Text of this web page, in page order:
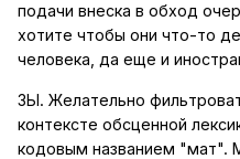
подачи внеска в обход
хотите чтобы они что-то
человека, да еще и
ЗЫ. Желательно
контексте обсценной
кодовым названием "мат".